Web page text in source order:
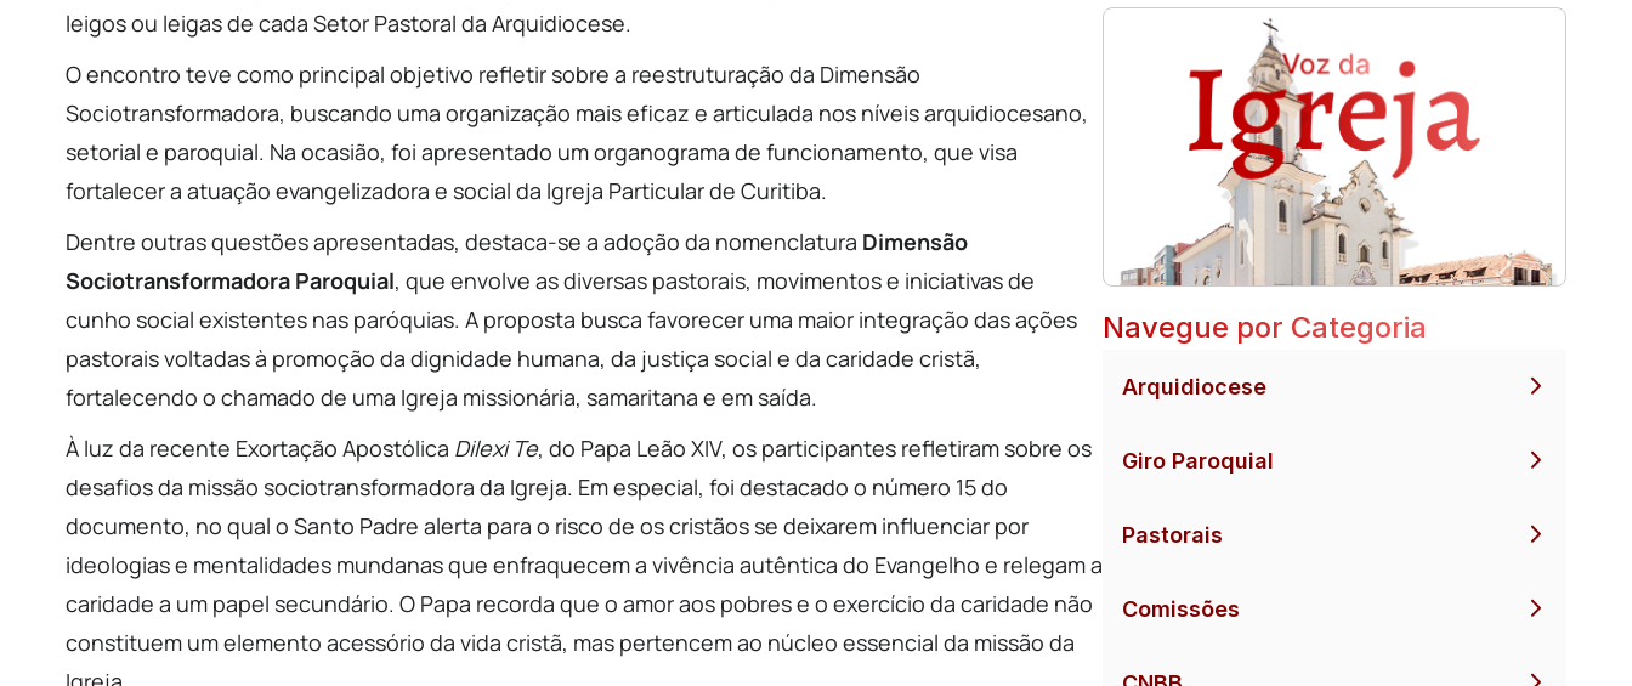
leigos ou leigas de cada Setor Pastoral da Arquidiocese.
O encontro teve como principal objetivo refletir sobre a reestruturação da Dimensão
Sociotransformadora, buscando uma organização mais eficaz e articulada nos níveis arquidiocesano,
setorial e paroquial. Na ocasião, foi apresentado um organograma de funcionamento, que visa
fortalecer a atuação evangelizadora e social da Igreja Particular de Curitiba.
Dentre outras questões apresentadas, destaca-se a adoção da nomenclatura Dimensão
Sociotransformadora Paroquial, que envolve as diversas pastorais, movimentos e iniciativas de
cunho social existentes nas paróquias. A proposta busca favorecer uma maior integração das ações
pastorais voltadas à promoção da dignidade humana, da justiça social e da caridade cristã,
fortalecendo o chamado de uma Igreja missionária, samaritana e em saída.
À luz da recente Exortação Apostólica Dilexi Te, do Papa Leão XIV, os participantes refletiram sobre os
desafios da missão sociotransformadora da Igreja. Em especial, foi destacado o número 15 do
documento, no qual o Santo Padre alerta para o risco de os cristãos se deixarem influenciar por
ideologias e mentalidades mundanas que enfraquecem a vivência autêntica do Evangelho e relegam a
caridade a um papel secundário. O Papa recorda que o amor aos pobres e o exercício da caridade não
constituem um elemento acessório da vida cristã, mas pertencem ao núcleo essencial da missão da
Navegue por Categoria
Arquidiocese
Giro Paroquial
Pastorais
Comissões